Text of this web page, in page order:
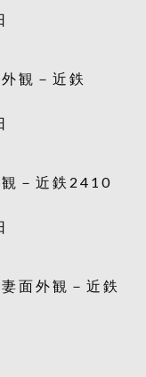
観－近鉄
観－近鉄2410
面外観－近鉄